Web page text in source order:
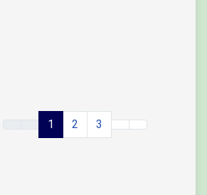
1 2 3